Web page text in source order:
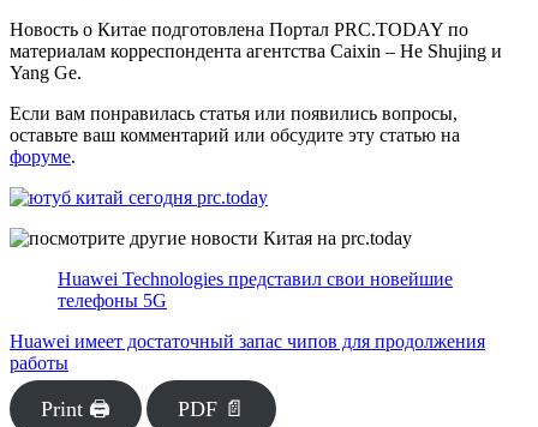
Новость о Китае подготовлена Портал PRC.TODAY по
материалам корреспондента агентства Caixin – He Shujing и
Yang Ge.
Если вам понравилась статья или появились вопросы,
оставьте ваш комментарий или обсудите эту статью на
форуме.
Huawei Technologies представил свои новейшие
телефоны 5G
Huawei имеет достаточный запас чипов для продолжения
работы
Print 🖨 PDF 📄